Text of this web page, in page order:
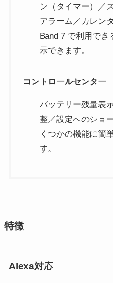
ン（タイマー）／
アラーム／カレン
Band 7 で利用で
示できます。
コントロールセンター
バッテリー残量表
整／設定へのショ
くつかの機能に簡
す。
特徴
Alexa対応